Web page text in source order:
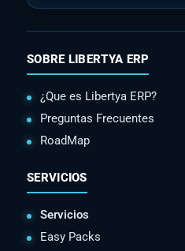
SOBRE LIBERTYA ERP
¿Que es Libertya ERP?
Preguntas Frecuentes
RoadMap
SERVICIOS
Servicios
Easy Packs